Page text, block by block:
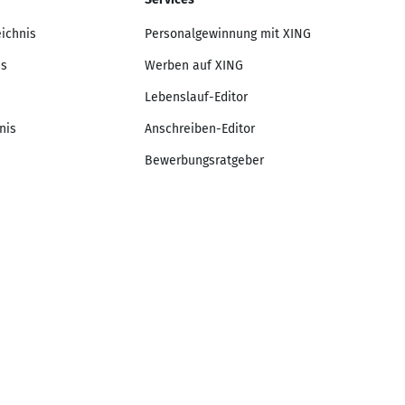
Personalgewinnung mit XING
Werben auf XING
Lebenslauf-Editor
Anschreiben-Editor
Bewerbungsratgeber